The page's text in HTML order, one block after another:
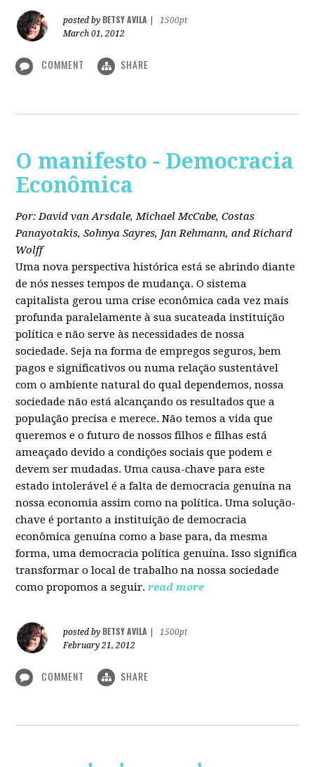
posted by BETSY AVILA
1500pt
March 01, 2012
COMMENT SHARE
O manifesto - Democracia
Econômica
Por: David van Arsdale, Michael McCabe, Costas
Panayotakis, Sohnya Sayres, Jan Rehmann, and Richard
Wolff
Uma nova perspectiva histórica está se abrindo diante
de nós nesses tempos de mudança. O sistema
capitalista gerou uma crise econômica cada vez mais
profunda paralelamente à sua sucateada instituição
política e não serve às necessidades de nossa
sociedade. Seja na forma de empregos seguros, bem
pagos e significativos ou numa relação sustentável
com o ambiente natural do qual dependemos, nossa
sociedade não está alcançando os resultados que a
população precisa e merece. Não temos a vida que
queremos e o futuro de nossos filhos e filhas está
ameaçado devido a condições sociais que podem e
devem ser mudadas. Uma causa-chave para este
estado intolerável é a falta de democracia genuína na
nossa economia assim como na política. Uma solução-
chave é portanto a instituição de democracia
econômica genuína como a base para, da mesma
forma, uma democracia política genuína. Isso significa
transformar o local de trabalho na nossa sociedade
como propomos a seguir. read more
posted by BETSY AVILA
1500pt
February 21, 2012
COMMENT SHARE